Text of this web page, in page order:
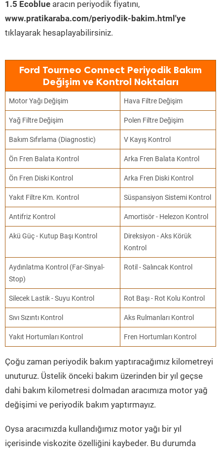
1.5 Ecoblue aracın periyodik fiyatını,
www.pratikaraba.com/periyodik-bakim.html'ye
tıklayarak hesaplayabilirsiniz.
Ford Tourneo Connect Periyodik Bakım
Değişim ve Kontrol Noktaları
Motor Yağı Değişim Hava Filtre Değişim
Yağ Filtre Değişim Polen Filtre Değişim
Bakım Sıfırlama (Diagnostic) V Kayış Kontrol
Ön Fren Balata Kontrol Arka Fren Balata Kontrol
Ön Fren Diski Kontrol Arka Fren Diski Kontrol
Yakıt Filtre Km. Kontrol Süspansiyon Sistemi Kontrol
Antifriz Kontrol Amortisör - Helezon Kontrol
Akü Güç - Kutup Başı Kontrol
Direksiyon - Aks Körük
Kontrol
Aydınlatma Kontrol (Far-Sinyal-
Stop)
Rotil - Salıncak Kontrol
Silecek Lastik - Suyu Kontrol Rot Başı - Rot Kolu Kontrol
Sıvı Sızıntı Kontrol Aks Rulmanları Kontrol
Yakıt Hortumları Kontrol Fren Hortumları Kontrol
Çoğu zaman periyodik bakım yaptıracağımız kilometreyi
unuturuz. Üstelik önceki bakım üzerinden bir yıl geçse
dahi bakım kilometresi dolmadan aracımıza motor yağ
değişimi ve periyodik bakım yaptırmayız.
Oysa aracımızda kullandığımız motor yağı bir yıl
içerisinde viskozite özelliğini kaybeder. Bu durumda